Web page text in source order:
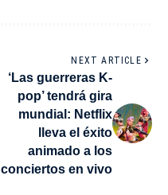
NEXT ARTICLE
‘Las guerreras K-
pop’ tendrá gira
mundial: Netflix
lleva el éxito
animado a los
conciertos en vivo